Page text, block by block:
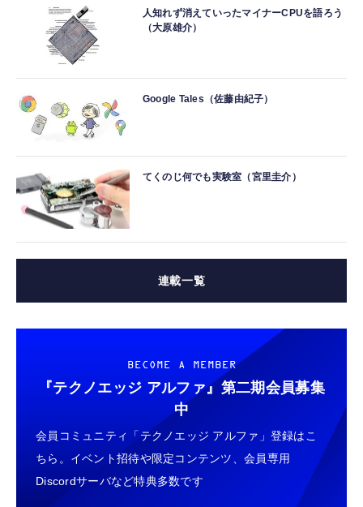
人知れず消えていったマイナーCPUを語ろう
（大原雄介）
Google Tales（佐藤由紀子）
てくのじ何でも実験室（宮里圭介）
連載一覧
BECOME A MEMBER
『テクノエッジ アルファ』 第二期会員募集
中
会員コミュニティ「テクノエッジ アルファ」登録はこ
ちら。イベント招待や限定コンテンツ、会員専用
Discordサーバなど特典多数です